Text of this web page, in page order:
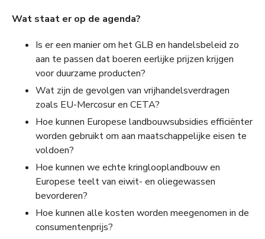
Wat staat er op de agenda?
Is er een manier om het GLB en handelsbeleid zo
aan te passen dat boeren eerlijke prijzen krijgen
voor duurzame producten?
Wat zijn de gevolgen van vrijhandelsverdragen
zoals EU-Mercosur en CETA?
Hoe kunnen Europese landbouwsubsidies efficiënter
worden gebruikt om aan maatschappelijke eisen te
voldoen?
Hoe kunnen we echte kringlooplandbouw en
Europese teelt van eiwit- en oliegewassen
bevorderen?
Hoe kunnen alle kosten worden meegenomen in de
consumentenprijs?